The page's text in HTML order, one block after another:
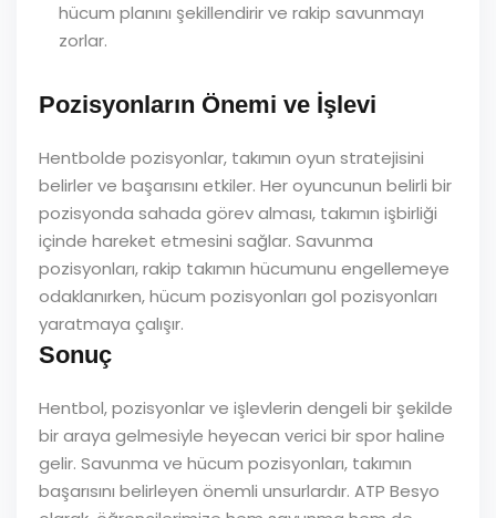
hücum planını şekillendirir ve rakip savunmayı
zorlar.
Pozisyonların Önemi ve İşlevi
Hentbolde pozisyonlar, takımın oyun stratejisini
belirler ve başarısını etkiler. Her oyuncunun belirli bir
pozisyonda sahada görev alması, takımın işbirliği
içinde hareket etmesini sağlar. Savunma
pozisyonları, rakip takımın hücumunu engellemeye
odaklanırken, hücum pozisyonları gol pozisyonları
yaratmaya çalışır.
Sonuç
Hentbol, pozisyonlar ve işlevlerin dengeli bir şekilde
bir araya gelmesiyle heyecan verici bir spor haline
gelir. Savunma ve hücum pozisyonları, takımın
başarısını belirleyen önemli unsurlardır. ATP Besyo